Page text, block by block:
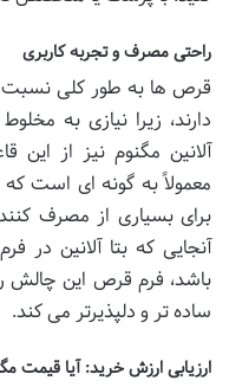
راحتی مصرف و تجربه کاربری
قرص ها به طور کلی نسبت
دارند، زیرا نیازی به
آلانین مگنوم نیز از
معمولاً به گونه ای است
برای بسیاری از مصرف
آنجایی که بتا آلانین در
باشد، فرم قرص این چالش
ساده تر و دلپذیرتر می کند.
ارزیابی ارزش خرید: آیا قیمت